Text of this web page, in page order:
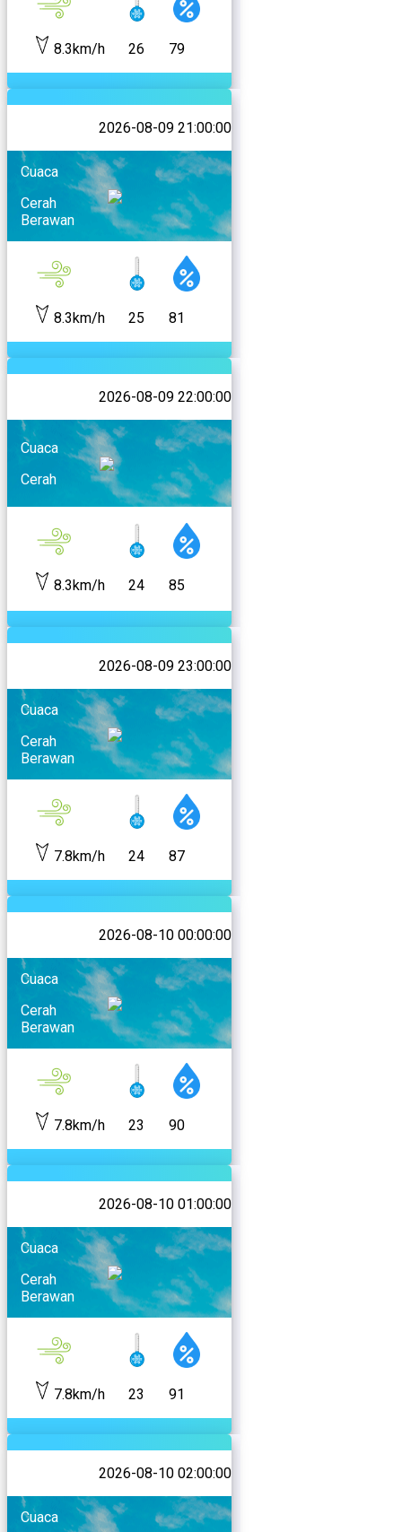
8.3km/h 26 79
2026-08-09 21:00:00
Cuaca
Cerah
Berawan
8.3km/h 25 81
2026-08-09 22:00:00
Cuaca
Cerah
8.3km/h 24 85
2026-08-09 23:00:00
Cuaca
Cerah
Berawan
7.8km/h 24 87
2026-08-10 00:00:00
Cuaca
Cerah
Berawan
7.8km/h 23 90
2026-08-10 01:00:00
Cuaca
Cerah
Berawan
7.8km/h 23 91
2026-08-10 02:00:00
Cuaca